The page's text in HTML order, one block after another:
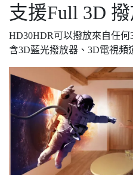
支援Full 3D
HD30HDR可以撥放來自任
含3D藍光撥放器、3D電視頻